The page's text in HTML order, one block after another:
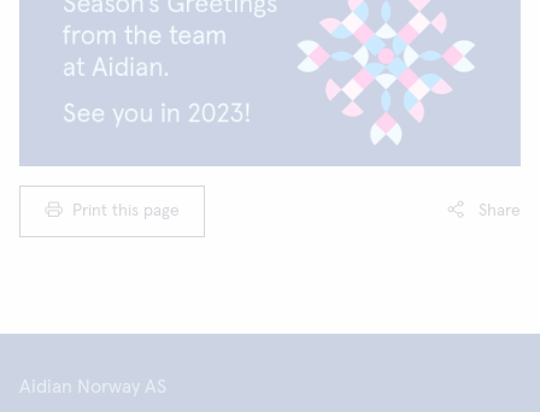
Print this page Share
Aidian Norway AS